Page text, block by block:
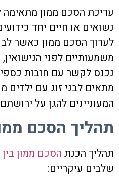
עריכת הסכם ממון מתאימה
נשואים או חיים יחד
לערוך הסכם ממון כאשר
משמעותיים לפני
נכנס לקשר עם חובות
מתאים לבני זוג עם ילדים
המעוניינים להגן על
תהליך הסכם
תהליך הכנת הסכם ממון בין
שלבים עיקריים: